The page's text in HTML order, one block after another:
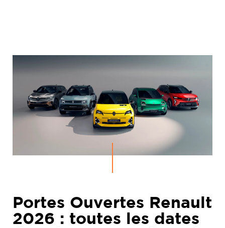
Portes Ouvertes Renault
2026 : toutes les dates